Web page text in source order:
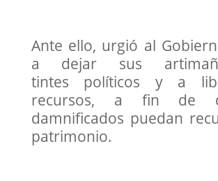
Ante ello, urgió al
a dejar sus
tintes políticos y a
recursos, a fin de
damnificados puedan
patrimonio.